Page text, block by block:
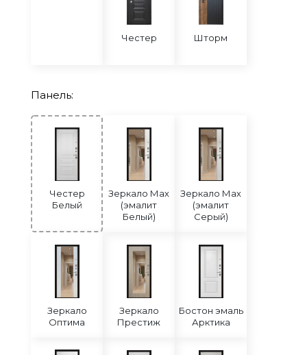
Честер Шторм
Панель:
Честер
Белый
Зеркало Мах
(эмалит
Белый)
Зеркало Мах
(эмалит
Серый)
Зеркало
Оптима
Зеркало
Престиж
Бостон эмаль
Арктика